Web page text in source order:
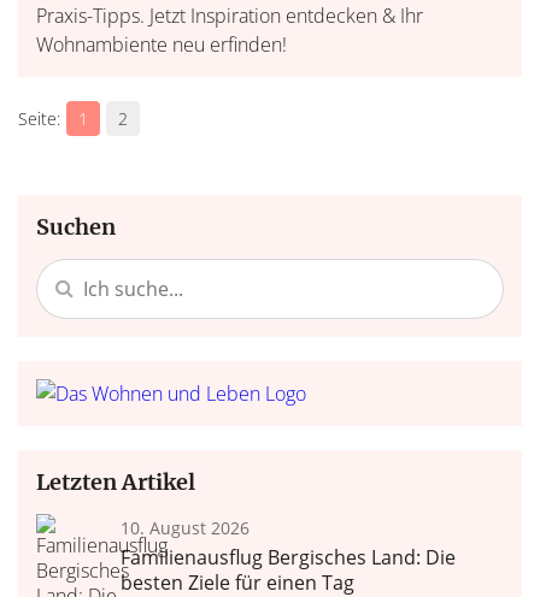
Praxis-Tipps. Jetzt Inspiration entdecken & Ihr
Wohnambiente neu erfinden!
1 2
Suchen
Letzten Artikel
10. August 2026
Familienausflug Bergisches Land: Die
besten Ziele für einen Tag